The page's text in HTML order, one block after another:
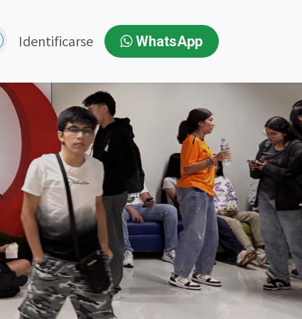
Identificarse WhatsApp